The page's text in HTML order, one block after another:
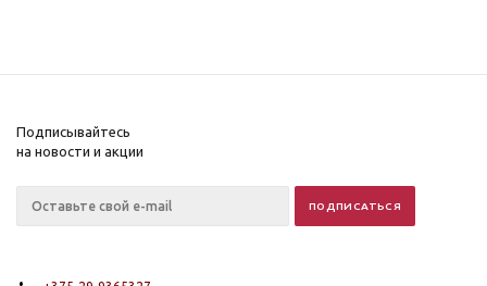
Подписывайтесь
на новости и акции